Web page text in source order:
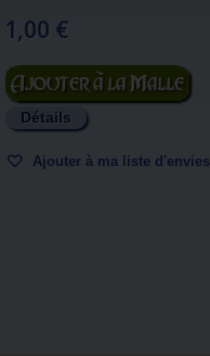
1,00 €
Ajouter au panier
Détails
Ajouter à ma liste d'envies